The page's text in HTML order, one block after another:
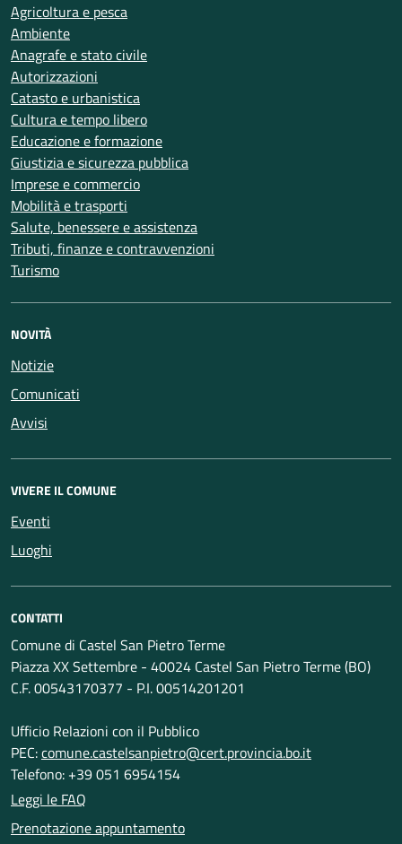
Agricoltura e pesca
Ambiente
Anagrafe e stato civile
Autorizzazioni
Catasto e urbanistica
Cultura e tempo libero
Educazione e formazione
Giustizia e sicurezza pubblica
Imprese e commercio
Mobilità e trasporti
Salute, benessere e assistenza
Tributi, finanze e contravvenzioni
Turismo
NOVITÀ
Notizie
Comunicati
Avvisi
VIVERE IL COMUNE
Eventi
Luoghi
CONTATTI
Comune di Castel San Pietro Terme
Piazza XX Settembre - 40024 Castel San Pietro Terme (BO)
C.F. 00543170377 - P.I. 00514201201
Ufficio Relazioni con il Pubblico
PEC:comune.castelsanpietro@cert.provincia.bo.it
Telefono: +39 051 6954154
Leggi le FAQ
Prenotazione appuntamento